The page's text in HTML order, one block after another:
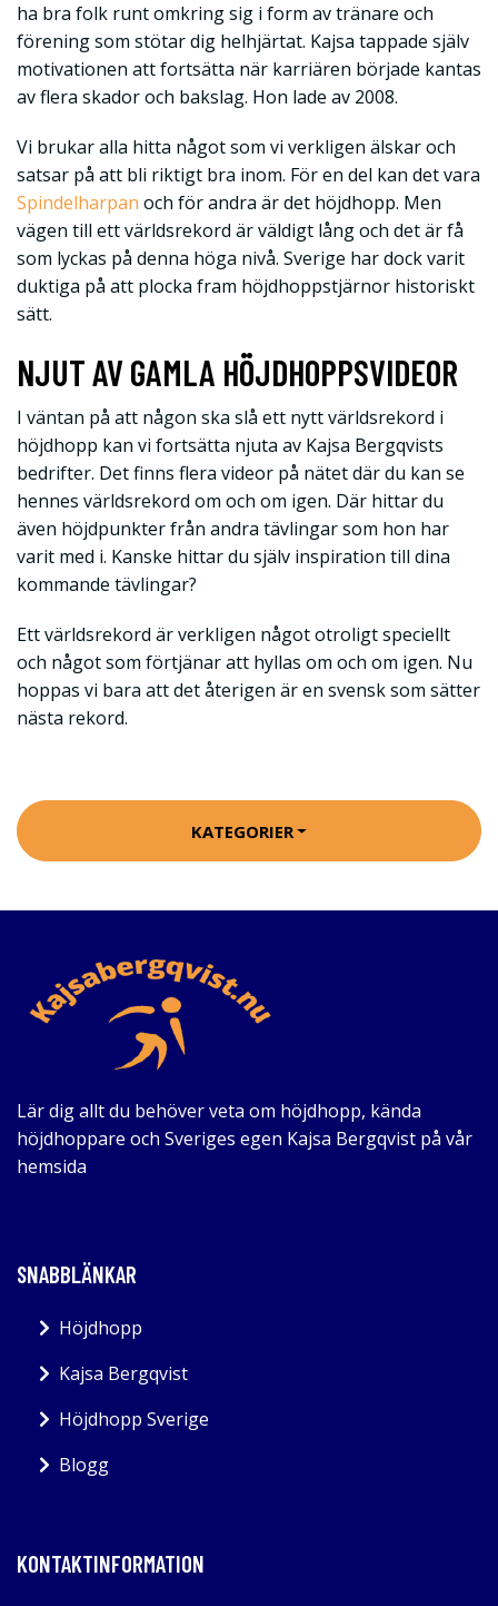
ha bra folk runt omkring sig i form av tränare och
förening som stötar dig helhjärtat. Kajsa tappade själv
motivationen att fortsätta när karriären började kantas
av flera skador och bakslag. Hon lade av 2008.
Vi brukar alla hitta något som vi verkligen älskar och
satsar på att bli riktigt bra inom. För en del kan det vara
Spindelharpan och för andra är det höjdhopp. Men
vägen till ett världsrekord är väldigt lång och det är få
som lyckas på denna höga nivå. Sverige har dock varit
duktiga på att plocka fram höjdhoppstjärnor historiskt
sätt.
NJUT AV GAMLA HÖJDHOPPSVIDEOR
I väntan på att någon ska slå ett nytt världsrekord i
höjdhopp kan vi fortsätta njuta av Kajsa Bergqvists
bedrifter. Det finns flera videor på nätet där du kan se
hennes världsrekord om och om igen. Där hittar du
även höjdpunkter från andra tävlingar som hon har
varit med i. Kanske hittar du själv inspiration till dina
kommande tävlingar?
Ett världsrekord är verkligen något otroligt speciellt
och något som förtjänar att hyllas om och om igen. Nu
hoppas vi bara att det återigen är en svensk som sätter
nästa rekord.
KATEGORIER
Lär dig allt du behöver veta om höjdhopp, kända
höjdhoppare och Sveriges egen Kajsa Bergqvist på vår
hemsida
SNABBLÄNKAR
Höjdhopp
Kajsa Bergqvist
Höjdhopp Sverige
Blogg
KONTAKTINFORMATION